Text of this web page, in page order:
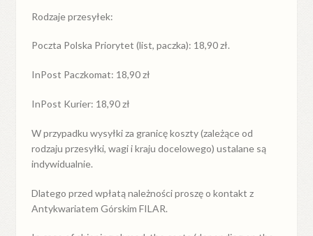
Rodzaje przesyłek:
Poczta Polska Priorytet (list, paczka): 18,90 zł.
InPost Paczkomat: 18,90 zł
InPost Kurier: 18,90 zł
W przypadkuwysyłkiza granicękoszty (zależące od
rodzaju przesyłki, wagi i kraju docelowego) ustalane są
indywidualnie.
Dlatego przed wpłatą należności proszę o kontakt z
Antykwariatem Górskim FILAR.